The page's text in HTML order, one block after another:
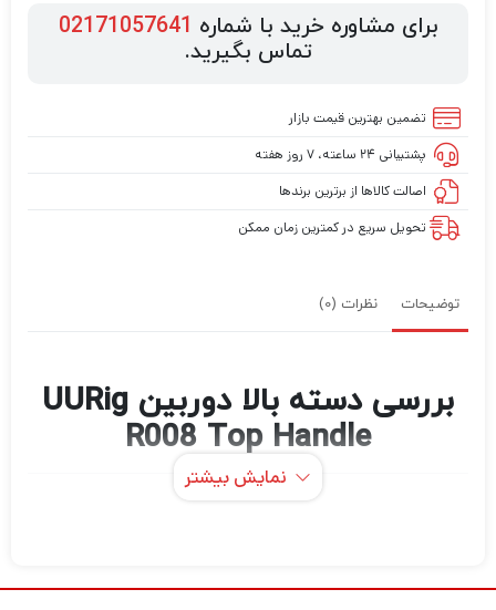
برای مشاوره خرید با شماره 02171057641
تماس بگیرید.
تضمین بهترین قیمت بازار
پشتیبانی ۲۴ ساعته، ۷ روز هفته
اصالت کالاها از برترین برندها
تحویل سریع در کمترین زمان ممکن
توضیحات نظرات (0)
بررسی دسته بالا دوربین UURig
R008 Top Handle
برای قفس دوربین با چنین پایه ای ایده آل
نمایش بیشتر